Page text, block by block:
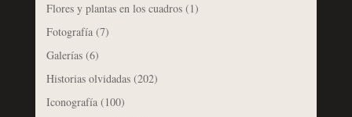
Flores y plantas en los cuadros(1)
Fotografía(7)
Galerías(6)
Historias olvidadas(202)
Iconografía(100)